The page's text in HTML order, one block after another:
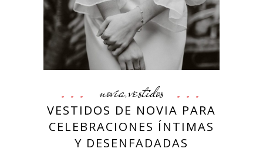
novia,vestidos
VESTIDOS DE NOVIA PARA
CELEBRACIONES ÍNTIMAS
Y DESENFADADAS